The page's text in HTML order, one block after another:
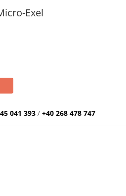
Exel
041 393 / +40 268 478 747